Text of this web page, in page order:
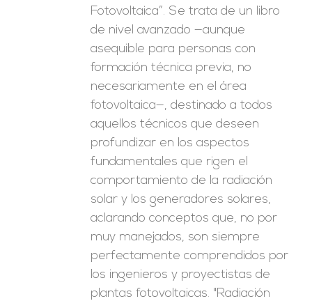
Fotovoltaica”. Se trata de un libro
de nivel avanzado —aunque
asequible para personas con
formación técnica previa, no
necesariamente en el área
fotovoltaica—, destinado a todos
aquellos técnicos que deseen
profundizar en los aspectos
fundamentales que rigen el
comportamiento de la radiación
solar y los generadores solares,
aclarando conceptos que, no por
muy manejados, son siempre
perfectamente comprendidos por
los ingenieros y proyectistas de
plantas fotovoltaicas. "Radiación